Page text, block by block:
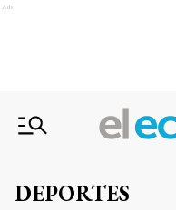
Ads
DEPORTES